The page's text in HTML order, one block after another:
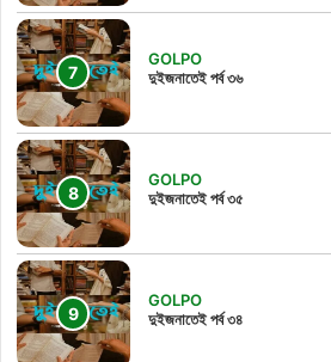
GOLPO
দুইজনাতেই পর্ব ৩৬
GOLPO
দুইজনাতেই পর্ব ৩৫
GOLPO
দুইজনাতেই পর্ব ৩৪